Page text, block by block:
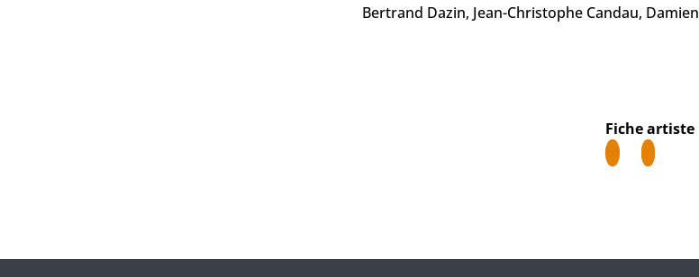
Bertrand Dazin, Jean-Christophe Candau, Damien
Fiche artiste